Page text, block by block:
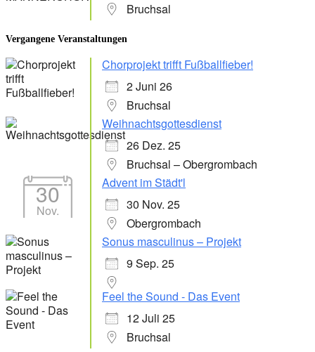
Bruchsal
Vergangene Veranstaltungen
Chorprojekt trifft Fußballfieber!
2 Juni 26
Bruchsal
Weihnachtsgottesdienst
26 Dez. 25
Bruchsal – Obergrombach
30
Nov.
Advent im Städt'l
30 Nov. 25
Obergrombach
Sonus masculinus – Projekt
9 Sep. 25
Feel the Sound - Das Event
12 Juli 25
Bruchsal